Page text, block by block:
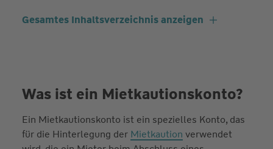
Gesamtes Inhaltsverzeichnis anzeigen
Was ist ein Mietkautionskonto?
Ein Mietkautionskonto ist ein spezielles Konto, das
für die Hinterlegung der Mietkaution verwendet